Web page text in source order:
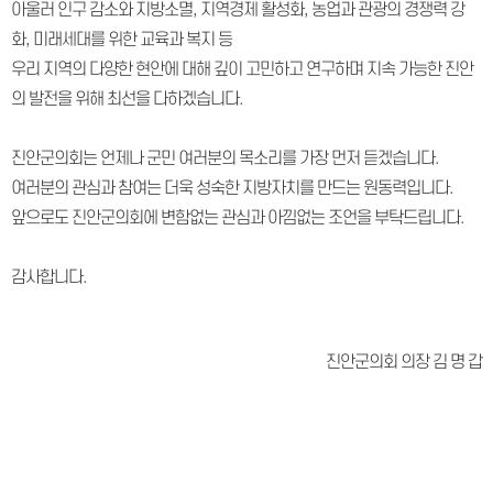
아울러 인구 감소와 지방소멸, 지역경제 활성화, 농업과 관광의 경쟁력 강
화, 미래세대를 위한 교육과 복지 등
우리 지역의 다양한 현안에 대해 깊이 고민하고 연구하며 지속 가능한 진안
의 발전을 위해 최선을 다하겠습니다.
진안군의회는 언제나 군민 여러분의 목소리를 가장 먼저 듣겠습니다.
여러분의 관심과 참여는 더욱 성숙한 지방자치를 만드는 원동력입니다.
앞으로도 진안군의회에 변함없는 관심과 아낌없는 조언을 부탁드립니다.
감사합니다.
진안군의회 의장 김 명 갑